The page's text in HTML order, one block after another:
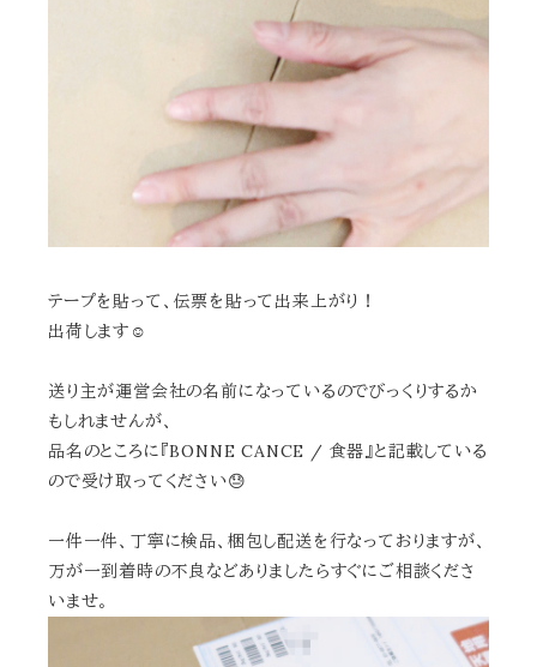
テープを貼って、伝票を貼って出来上がり！
出荷します☺︎
送り主が運営会社の名前になっているのでびっくりするか
もしれませんが、
品名のところに『BONNE CANCE / 食器』と記載している
ので受け取ってください😓
一件一件、丁寧に検品、梱包し配送を行なっておりますが、
万が一到着時の不良などありましたらすぐにご相談くださ
いませ。